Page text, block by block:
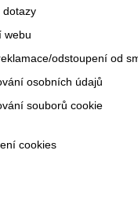
dotazy
webu
odstoupení od
osobních údajů
souborů cookie
cookies